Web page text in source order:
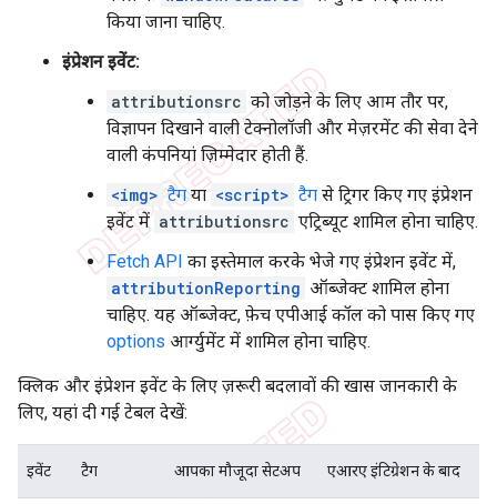
किया जाना चाहिए.
इंप्रेशन इवेंट:
attributionsrc को जोड़ने के लिए आम तौर पर,
विज्ञापन दिखाने वाली टेक्नोलॉजी और मेज़रमेंट की सेवा देने
वाली कंपनियां ज़िम्मेदार होती हैं.
<img> टैगया <script> टैग से ट्रिगर किए गए इंप्रेशन
इवेंट में attributionsrc एट्रिब्यूट शामिल होना चाहिए.
Fetch API का इस्तेमाल करके भेजे गए इंप्रेशन इवेंट में,
attributionReporting ऑब्जेक्ट शामिल होना
चाहिए. यह ऑब्जेक्ट, फ़ेच एपीआई कॉल को पास किए गए
options आर्ग्युमेंट में शामिल होना चाहिए.
क्लिक और इंप्रेशन इवेंट के लिए ज़रूरी बदलावों की खास जानकारी के
लिए, यहां दी गई टेबल देखें:
इवेंट टैग आपका मौजूदा सेटअप एआरए इंटिग्रेशन के बाद